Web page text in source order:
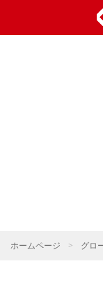
ホームページ > グロ